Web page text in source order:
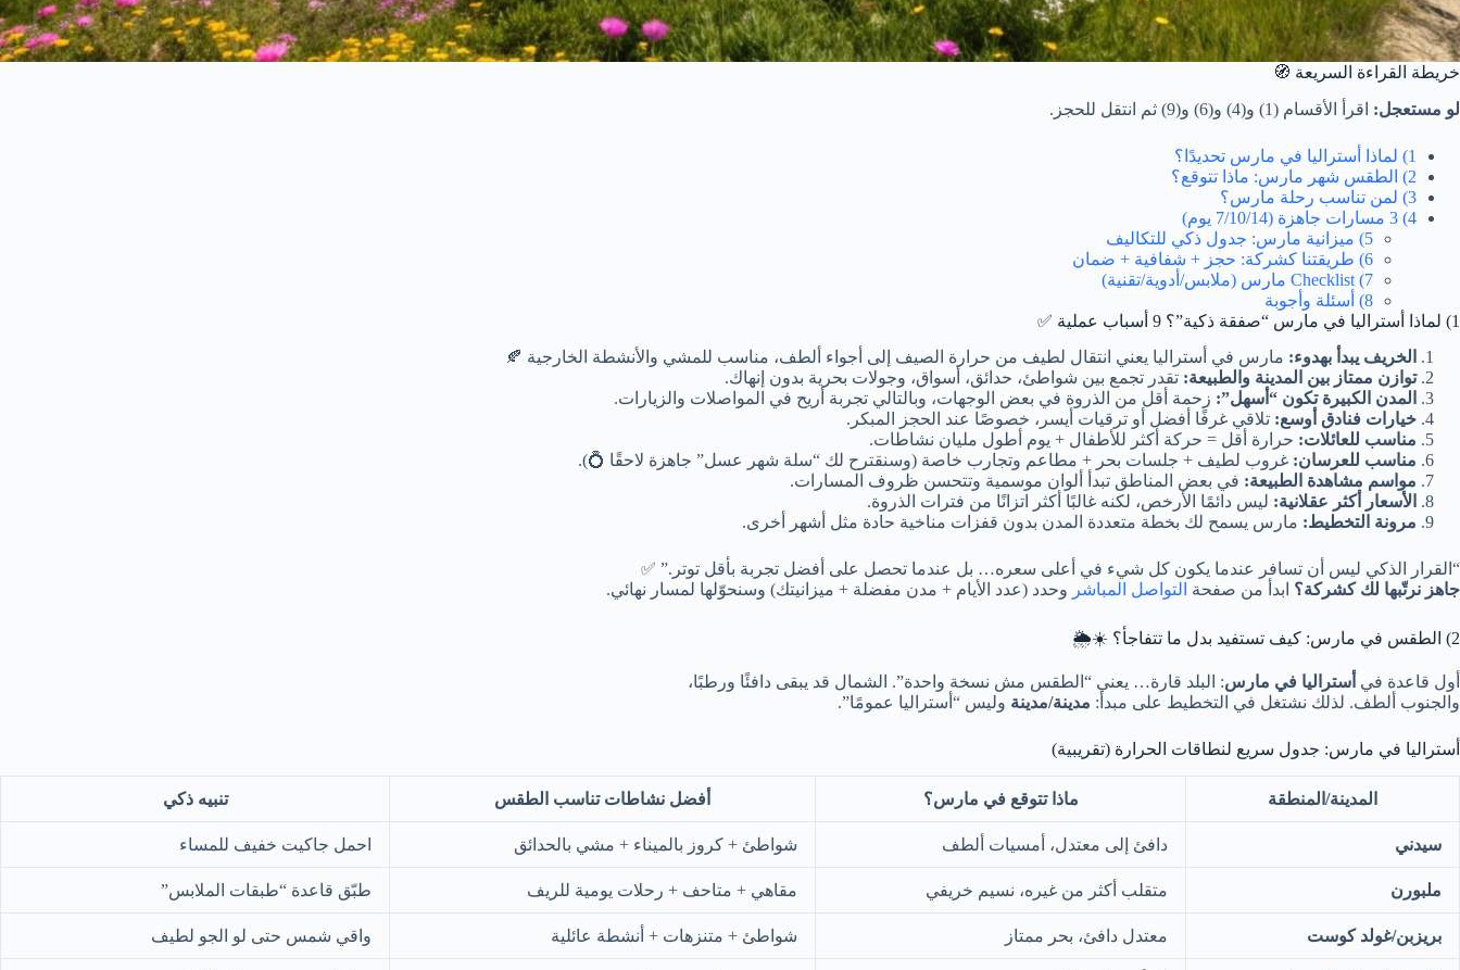
خريطة القراءة السريعة 🧭
لو مستعجل: اقرأ الأقسام (1) و(4) و(6) و(9) ثم انتقل للحجز.
1) لماذا أستراليا في مارس تحديدًا؟
2) الطقس شهر مارس: ماذا تتوقع؟
3) لمن تناسب رحلة مارس؟
4) 3 مسارات جاهزة (7/10/14 يوم)
5) ميزانية مارس: جدول ذكي للتكاليف
6) طريقتنا كشركة: حجز + شفافية + ضمان
7) Checklist مارس (ملابس/أدوية/تقنية)
8) أسئلة وأجوبة
1) لماذا أستراليا في مارس “صفقة ذكية”؟ 9 أسباب عملية ✅
الخريف يبدأ بهدوء: مارس في أستراليا يعني انتقال لطيف من حرارة الصيف إلى أجواء ألطف، مناسب للمشي والأنشطة الخارجية 🍂
توازن ممتاز بين المدينة والطبيعة: تقدر تجمع بين شواطئ، حدائق، أسواق، وجولات بحرية بدون إنهاك.
المدن الكبيرة تكون “أسهل”: زحمة أقل من الذروة في بعض الوجهات، وبالتالي تجربة أريح في المواصلات والزيارات.
خيارات فنادق أوسع: تلاقي غرفًا أفضل أو ترقيات أيسر، خصوصًا عند الحجز المبكر.
مناسب للعائلات: حرارة أقل = حركة أكثر للأطفال + يوم أطول مليان نشاطات.
مناسب للعرسان: غروب لطيف + جلسات بحر + مطاعم وتجارب خاصة (وسنقترح لك “سلة شهر عسل” جاهزة لاحقًا 💍).
مواسم مشاهدة الطبيعة: في بعض المناطق تبدأ ألوان موسمية وتتحسن ظروف المسارات.
الأسعار أكثر عقلانية: ليس دائمًا الأرخص، لكنه غالبًا أكثر اتزانًا من فترات الذروة.
مرونة التخطيط: مارس يسمح لك بخطة متعددة المدن بدون قفزات مناخية حادة مثل أشهر أخرى.
“القرار الذكي ليس أن تسافر عندما يكون كل شيء في أعلى سعره… بل عندما تحصل على أفضل تجربة بأقل توتر.” ✅
جاهز نرتّبها لك كشركة؟ ابدأ من صفحة التواصل المباشر وحدد (عدد الأيام + مدن مفضلة + ميزانيتك) وسنحوّلها لمسار نهائي.
2) الطقس في مارس: كيف تستفيد بدل ما تتفاجأ؟ ☀️🌦️
أول قاعدة في أستراليا في مارس: البلد قارة… يعني “الطقس مش نسخة واحدة”. الشمال قد يبقى دافئًا ورطبًا،
والجنوب ألطف. لذلك نشتغل في التخطيط على مبدأ: مدينة/مدينة وليس “أستراليا عمومًا”.
أستراليا في مارس: جدول سريع لنطاقات الحرارة (تقريبية)
المدينة/المنطقة ماذا تتوقع في مارس؟ أفضل نشاطات تناسب الطقس تنبيه ذكي
سيدني دافئ إلى معتدل، أمسيات ألطف شواطئ + كروز بالميناء + مشي بالحدائق احمل جاكيت خفيف للمساء
ملبورن متقلب أكثر من غيره، نسيم خريفي مقاهي + متاحف + رحلات يومية للريف طبّق قاعدة “طبقات الملابس”
بريزبن/غولد كوست معتدل دافئ، بحر ممتاز شواطئ + متنزهات + أنشطة عائلية واقي شمس حتى لو الجو لطيف